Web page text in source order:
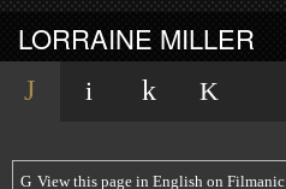
LORRAINE MILLER
View this page in English on Filmanic